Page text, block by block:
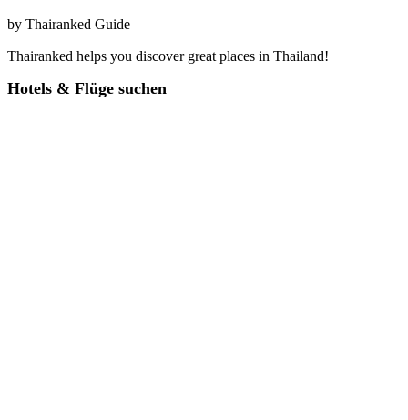
by Thairanked Guide
Thairanked helps you discover great places in Thailand!
Hotels & Flüge suchen